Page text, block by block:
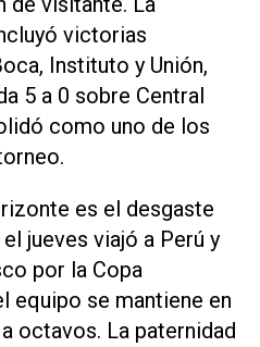
victorias
Instituto y Unión,
5 a 0 sobre Central
como uno de los
es el desgaste
jueves viajó a Perú y
por la Copa
equipo se mantiene en
octavos. La paternidad